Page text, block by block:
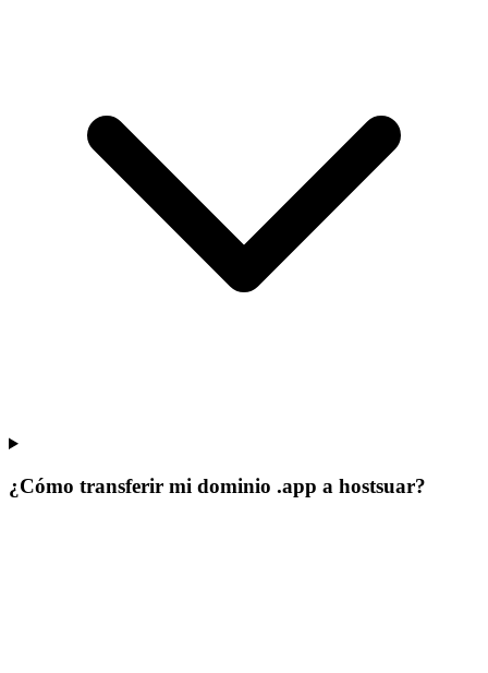
¿Cómo transferir mi dominio .app a hostsuar?